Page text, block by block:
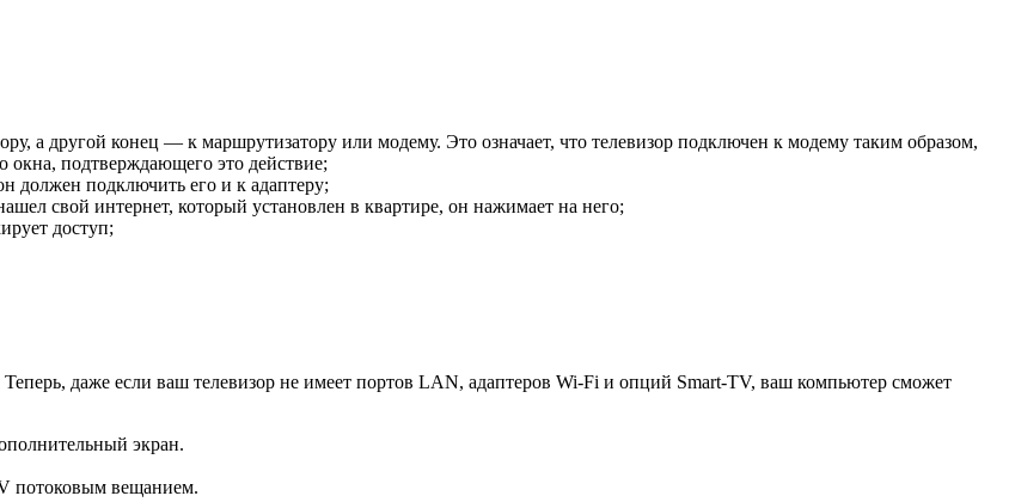
а другой конец — к маршрутизатору или модему. Это означает, что телевизор подключен к модему таким образом,
подтверждающего это действие;
должен подключить его и к адаптеру;
свой интернет, который установлен в квартире, он нажимает на него;
доступ;
даже если ваш телевизор не имеет портов LAN, адаптеров Wi-Fi и опций Smart-TV, ваш компьютер сможет
экран.
потоковым вещанием.